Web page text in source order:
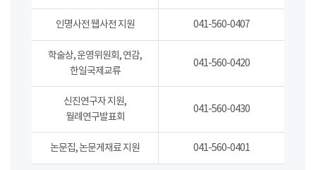
인명사전 웹사전 지원 041-560-0407
학술상, 운영위원회, 연감,
한일국제교류
041-560-0420
신진연구자 지원,
월례연구발표회
041-560-0430
논문집, 논문게재료 지원 041-560-0401